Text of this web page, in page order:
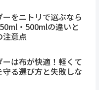
ーをニトリで選ぶなら
・500mlの違いと
注意点
ーは布が快適！軽くて
守る選び方と失敗しな